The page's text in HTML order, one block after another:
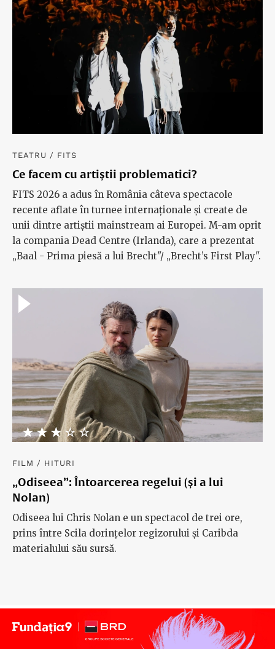
O repetiție cu public ca o undiță fermecată de care să
te agăți când simți că nu mai poți
TEATRU/FITS
Ce facem cu artiștii problematici?
unii dintre artiștii mainstream ai Europei. M-am oprit
la compania Dead Centre (Irlanda), care a prezentat
„Baal - Prima piesă a lui Brecht"/ „Brecht’s First Play".
★★★★★
☆☆☆☆☆
FILM/HITURI
„Odiseea”: Întoarcerea regelui (și a lui
prins între Scila dorințelor regizorului și Caribda
materialului său sursă.